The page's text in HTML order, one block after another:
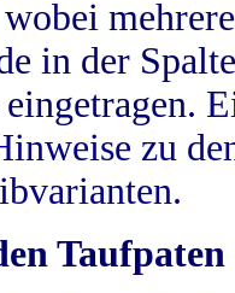
in der
zu
Taufpaten